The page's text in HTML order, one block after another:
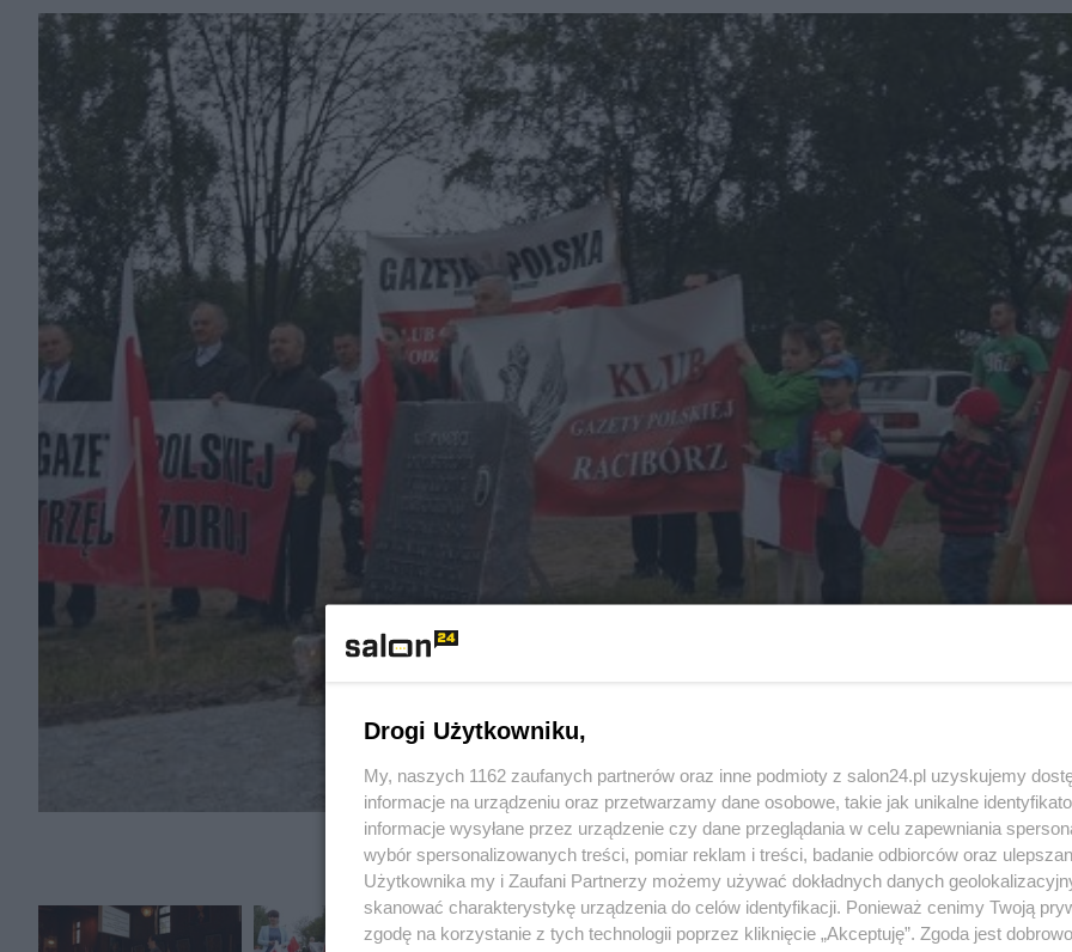
POPRZEDNIE 13 z 19
Drogi Użytkowniku,
My, naszych 1162 zaufanych partnerów oraz inne podmioty z salon24.pl uzyskujemy
informacje na urządzeniu oraz przetwarzamy dane osobowe, takie jak unikalne
informacje wysyłane przez urządzenie czy dane przeglądania w celu zapewniania
wybór spersonalizowanych treści, pomiar reklam i treści, badanie odbiorców oraz
Użytkownika my i Zaufani Partnerzy możemy używać dokładnych danych
skanować charakterystykę urządzenia do celów identyfikacji. Ponieważ cenimy Twoją
zgodę na korzystanie z tych technologii poprzez kliknięcie „Akceptuję”. Zgoda jest